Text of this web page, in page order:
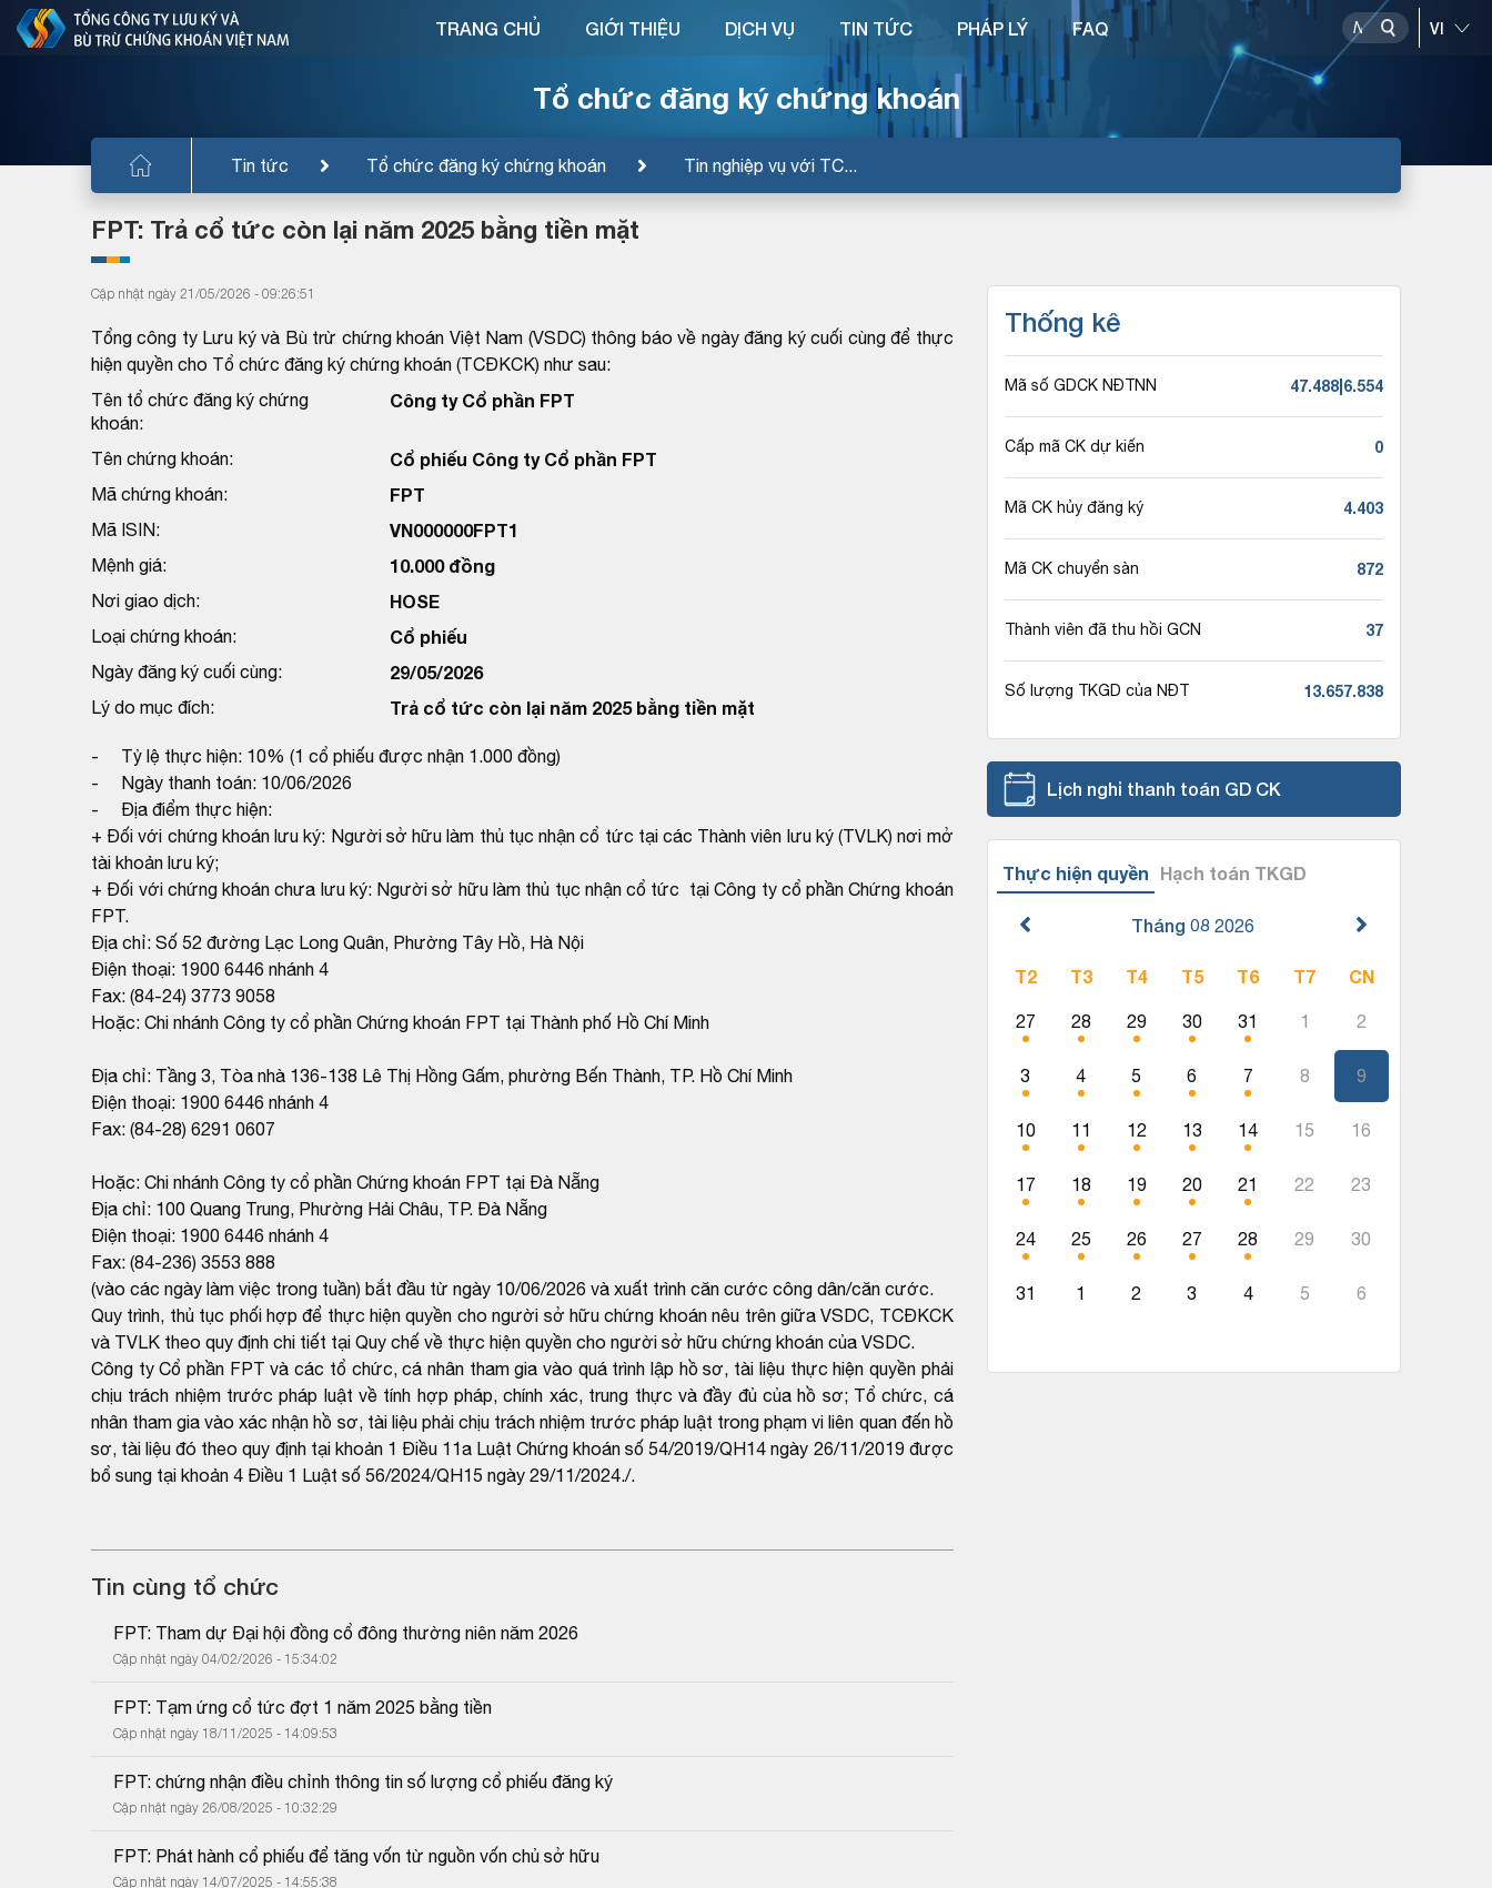
Tổ chức đăng ký chứng khoán
Tin tức Tổ chức đăng ký chứng khoán Tin nghiệp vụ với TC...
TRANG CHỦ GIỚI THIỆU DỊCH VỤ TIN TỨC PHÁP LÝ FAQ
FPT: Trả cổ tức còn lại năm 2025 bằng tiền mặt
Cập nhật ngày 21/05/2026 - 09:26:51
Tổng công ty Lưu ký và Bù trừ chứng khoán Việt Nam (VSDC) thông báo về ngày đăng ký cuối cùng để thực
hiện quyền cho Tổ chức đăng ký chứng khoán (TCĐKCK) như sau:
Tên tổ chức đăng ký chứng
khoán:
Công ty Cổ phần FPT
Tên chứng khoán: Cổ phiếu Công ty Cổ phần FPT
Mã chứng khoán: FPT
Mã ISIN: VN000000FPT1
Mệnh giá: 10.000 đồng
Nơi giao dịch: HOSE
Loại chứng khoán: Cổ phiếu
Ngày đăng ký cuối cùng: 29/05/2026
Lý do mục đích: Trả cổ tức còn lại năm 2025 bằng tiền mặt
- Tỷ lệ thực hiện: 10% (1 cổ phiếu được nhận 1.000 đồng)
- Ngày thanh toán: 10/06/2026
- Địa điểm thực hiện:
+ Đối với chứng khoán lưu ký: Người sở hữu làm thủ tục nhận cổ tức tại các Thành viên lưu ký (TVLK) nơi mở
tài khoản lưu ký;
+ Đối với chứng khoán chưa lưu ký: Người sở hữu làm thủ tục nhận cổ tức tại Công ty cổ phần Chứng khoán
FPT.
Địa chỉ: Số 52 đường Lạc Long Quân, Phường Tây Hồ, Hà Nội
Điện thoại: 1900 6446 nhánh 4
Fax: (84-24) 3773 9058
Hoặc: Chi nhánh Công ty cổ phần Chứng khoán FPT tại Thành phố Hồ Chí Minh
Địa chỉ: Tầng 3, Tòa nhà 136-138 Lê Thị Hồng Gấm, phường Bến Thành, TP. Hồ Chí Minh
Điện thoại: 1900 6446 nhánh 4
Fax: (84-28) 6291 0607
Hoặc: Chi nhánh Công ty cổ phần Chứng khoán FPT tại Đà Nẵng
Địa chỉ: 100 Quang Trung, Phường Hải Châu, TP. Đà Nẵng
Điện thoại: 1900 6446 nhánh 4
Fax: (84-236) 3553 888
(vào các ngày làm việc trong tuần) bắt đầu từ ngày 10/06/2026 và xuất trình căn cước công dân/căn cước.
Quy trình, thủ tục phối hợp để thực hiện quyền cho người sở hữu chứng khoán nêu trên giữa VSDC, TCĐKCK
và TVLK theo quy định chi tiết tại Quy chế về thực hiện quyền cho người sở hữu chứng khoán của VSDC.
Công ty Cổ phần FPT và các tổ chức, cá nhân tham gia vào quá trình lập hồ sơ, tài liệu thực hiện quyền phải
chịu trách nhiệm trước pháp luật về tính hợp pháp, chính xác, trung thực và đầy đủ của hồ sơ; Tổ chức, cá
nhân tham gia vào xác nhận hồ sơ, tài liệu phải chịu trách nhiệm trước pháp luật trong phạm vi liên quan đến hồ
sơ, tài liệu đó theo quy định tại khoản 1 Điều 11a Luật Chứng khoán số 54/2019/QH14 ngày 26/11/2019 được
bổ sung tại khoản 4 Điều 1 Luật số 56/2024/QH15 ngày 29/11/2024./.
Tin cùng tổ chức
FPT: Tham dự Đại hội đồng cổ đông thường niên năm 2026
Cập nhật ngày 04/02/2026 - 15:34:02
FPT: Tạm ứng cổ tức đợt 1 năm 2025 bằng tiền
Cập nhật ngày 18/11/2025 - 14:09:53
FPT: chứng nhận điều chỉnh thông tin số lượng cổ phiếu đăng ký
Cập nhật ngày 26/08/2025 - 10:32:29
FPT: Phát hành cổ phiếu để tăng vốn từ nguồn vốn chủ sở hữu
Cập nhật ngày 14/07/2025 - 14:55:38
Thống kê
Mã số GDCK NĐTNN 47.488|6.554
Cấp mã CK dự kiến 0
Mã CK hủy đăng ký 4.403
Mã CK chuyển sàn 872
Thành viên đã thu hồi GCN 37
Số lượng TKGD của NĐT 13.657.838
Lịch nghỉ thanh toán GD CK
Thực hiện quyền Hạch toán TKGD
Tháng 08 2026
T2 T3 T4 T5 T6 T7 CN
27 28 29 30 31 1 2
3 4 5 6 7 8 9
10 11 12 13 14 15 16
17 18 19 20 21 22 23
24 25 26 27 28 29 30
31 1 2 3 4 5 6